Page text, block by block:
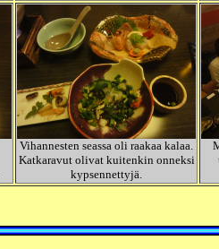
Vihannesten seassa oli raakaa kalaa.
Katkaravut olivat kuitenkin onneksi
kypsennettyjä.